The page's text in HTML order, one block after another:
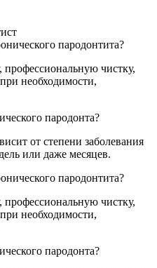
пародонтита?
профессиональную чистку,
необходимости,
пародонта?
от степени заболевания
или даже месяцев.
пародонтита?
профессиональную чистку,
необходимости,
пародонта?